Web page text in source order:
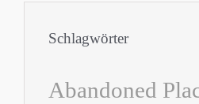
Schlagwörter
Abandoned